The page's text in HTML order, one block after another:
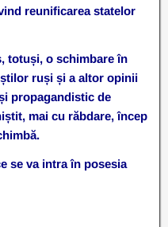
reunificarea statelor
totuși, o schimbare în
ruși și a altor opinii
propagandistic de
mai cu răbdare, încep
se va intra în posesia